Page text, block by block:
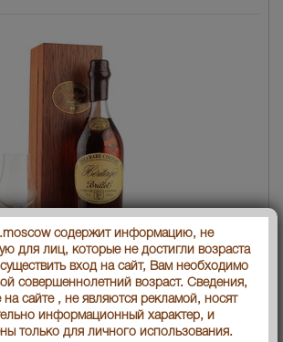
Grande Champagne коньяк Брийе Трэ
Шампань
Франция
содержит информацию, не
для лиц, которые не достигли возраста
вход на сайт, Вам необходимо
совершеннолетний возраст. Сведения,
сайте , не являются рекламой, носят
информационный характер, и
только для личного использования.